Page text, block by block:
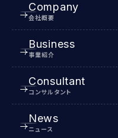
Company
会社概要
Business
事業紹介
Consultant
コンサルタント
News
ニュース